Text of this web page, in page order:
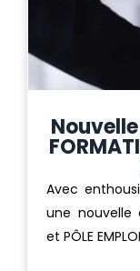
Avec
une nouvelle
et PÔLE EMPLOI